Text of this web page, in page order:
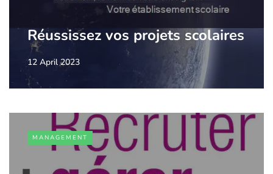
Réussissez vos projets scolaires
12 April 2023
MANAGEMENT